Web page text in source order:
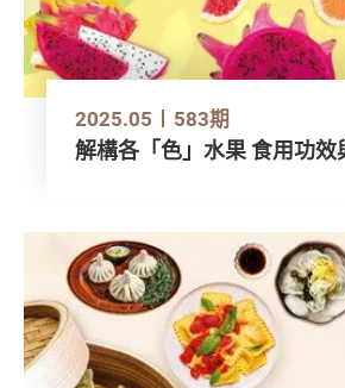
2025.05 583期
解構各「色」水果 食用功效